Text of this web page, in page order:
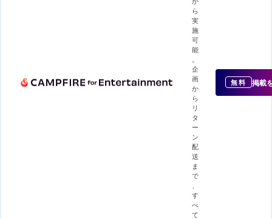
ら
実
施
可
能
企
画
か
ら
リ
タ
ー
ン
配
送
ま
で
す
べ
て
無料 掲載